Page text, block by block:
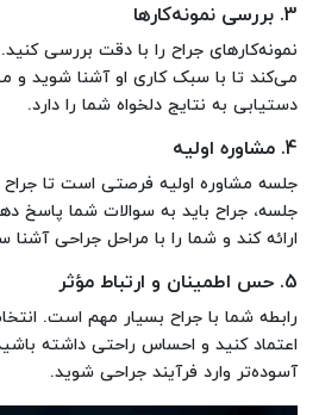
3. بررسی نمونه‌کارها
نمونه‌کارهای جراح را با دقت بررسی
می‌کند تا با سبک کاری او آشنا شوید و
دستیابی به نتایج دلخواه شما را دارد.
4. مشاوره اولیه
جلسه مشاوره اولیه فرصتی است تا جراح
جلسه، جراح باید به سوالات شما پاسخ
ارائه کند و شما را با مراحل جراحی آشنا
5. حس اطمینان و ارتباط مؤثر
رابطه شما با جراح بسیار مهم است.
اعتماد کنید و احساس راحتی داشته
آسوده‌تر وارد فرآیند جراحی شوید.